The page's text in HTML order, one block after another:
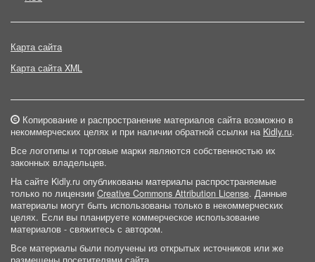
Карта сайта
Карта сайта XML
Копирование и распространение материалов сайта возможно в
некоммерческих целях и при наличии обратной ссылки на Kidly.ru.
Все логотипы и торговые марки являются собственностью их
законных владельцев.
На сайте Kidly.ru опубликованы материалы распространяемые
только по лицензии Creative Commons Attribution License. Данные
материалы могут быть использованы только в некоммерческих
целях. Если вы планируете коммерческое использование
материалов - свяжитесь с автором.
Все материалы были получены из открытых источников или же